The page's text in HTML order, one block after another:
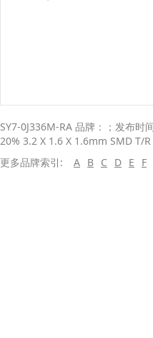
SY7-0J336M-RA 品牌：；发布时
20% 3.2 X 1.6 X 1.6mm SMD T/
更多品牌索引:
A B C D E F